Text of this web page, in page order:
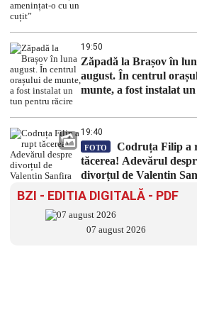
19:50
Zăpadă la Brașov în
august. În centrul
munte, a fost instalat
19:40
FOTO
Codruța Filip a
tăcerea! Adevărul
divorțul de Valentin
BZI - EDITIA DIGITALĂ - PDF
07 august 2026